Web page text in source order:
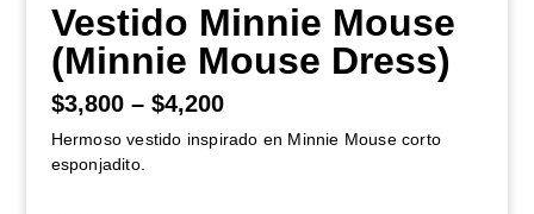
Vestido Minnie Mouse
(Minnie Mouse Dress)
$3,800 – $4,200
Hermoso vestido inspirado en Minnie Mouse corto
esponjadito.